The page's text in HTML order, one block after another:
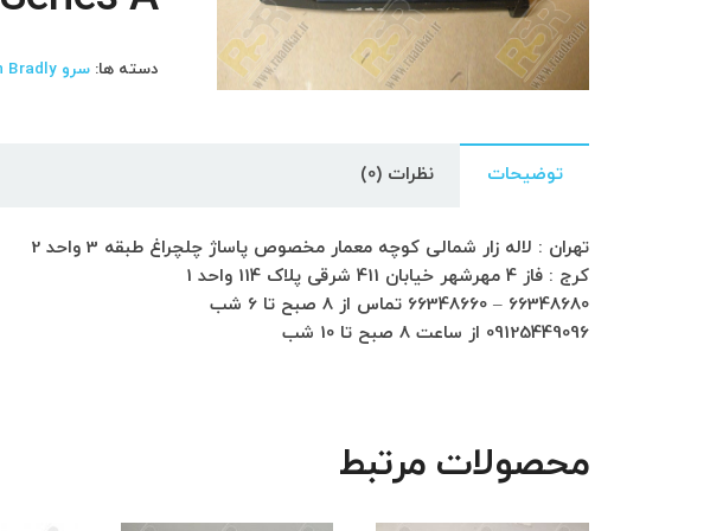
دسته ها: سرو Allen Bradly
توضیحات نظرات (0)
تهران : لاله زار شمالی کوچه معمار مخصوص پاساژ چلچراغ طبقه 3 واحد 2
کرج : فاز 4 مهرشهر خیابان 411 شرقی پلاک 114 واحد 1
66348680 – 66348660 تماس از 8 صبح تا 6 شب
09125449096 از ساعت 8 صبح تا 10 شب
محصولات مرتبط